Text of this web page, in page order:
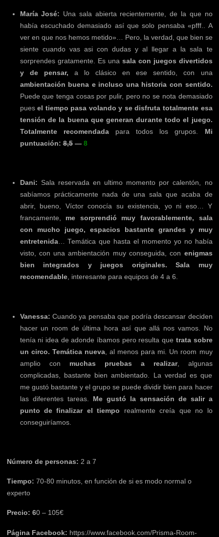
María José: Una sala abierta recientemente, de la que no
había escuchado demasiado así que solo pensaba «pfff.. A
ver en que nos hemos metido»… Pero, la verdad, que bien se
siente cuando vas asi con dudas y al llegar a la sala te
sorprendes gratamente. Es una sala con juegos divertidos
y de pensar, a lo clásico en ese sentido, con una
ambientación buena e incluso una historia con sentido.
Puede que tenga cosas por pulir, pero no se nota demasiado
puesel tiempo pasa volando y se disfruta totalmente esa
tensión de la buena que generan durante todo el juego.
Totalmente recomendadapara todos los grupos.
Mi
puntuación:8,5— 8
Dani: Sala reservada en ultimo momento por calentón, no
sabíamos prácticamente nada de una sala que acaba de
abrir, bueno, Víctor conocía su existencia, yo ni eso… Y
francamente, me sorprendió muy favorablemente, sala
con mucho juego, espacios bastante grandes y muy
entretenida… Temática que hasta el momento yo no había
visto, con una ambientación muy conseguida, con enigmas
bien integrados y juegos originales. Sala muy
recomendable, interesante para equipos de 4 a 6.
Vanessa: Cuando ya pensaba que podría descansar deciden
hacer un room de última hora así que allá nos vamos. No
tenía ni idea de adonde íbamos pero resulta que trata sobre
un circo. Temática nueva, al menos para mi. Un room muy
amplio con muchas pruebas a realizar, algunas
complicadas, bastante bien ambientado. La verdad es que
me gustó bastante y el grupo se puede dividir bien para hacer
las diferentes tareas. Me gustó la sensación de salir a
punto de finalizar el tiempo realmente creía que no lo
conseguiríamos.
Número de personas: 2 a 7
Tiempo: 70-80 minutos, en función de si es modo normal o
experto
Precio: 60 – 105€
Página Facebook: https://www.facebook.com/Prisma-Room-